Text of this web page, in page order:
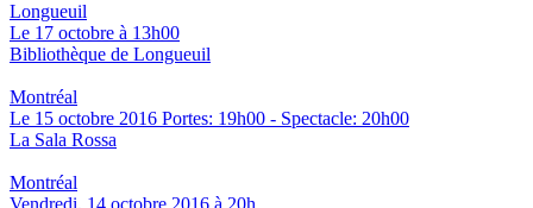
Longueuil
Le 17 octobre à 13h00
Bibliothèque de Longueuil
Montréal
Le 15 octobre 2016 Portes: 19h00 - Spectacle: 20h00
La Sala Rossa
Montréal
Vendredi, 14 octobre 2016 à 20h